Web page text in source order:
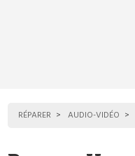
RÉPARER AUDIO-VIDÉO